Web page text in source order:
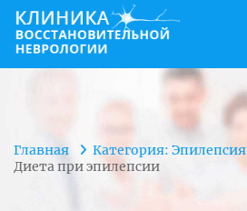
Главная
Категория: Эпилепсия
Диета при эпилепсии